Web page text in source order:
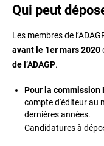
Qui peut
Les membres de
avant le 1er mars 2020
de l’ADAGP.
Pour la commission
compte d'éditeur au
dernières années.
Candidatures à